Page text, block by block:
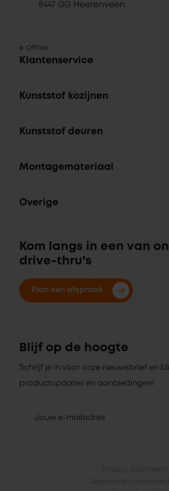
8447 GG Heerenveen
Offline
Klantenservice
Kunststof kozijnen
Kunststof deuren
Montagemateriaal
Overige
Kom langs in een van
drive-thru's
Plan een afspraak
Blijf op de hoogte
Schrijf je in voor onze nieuwsbrief en
productupdates en aanbiedingen!